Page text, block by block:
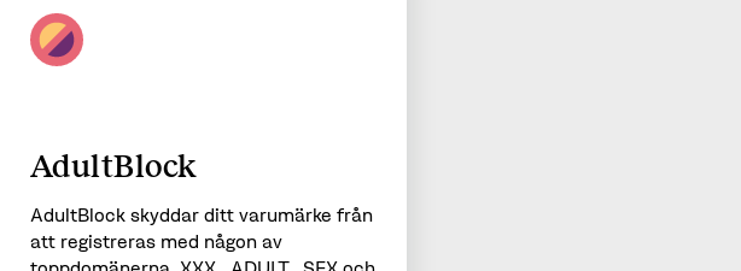
AdultBlock
AdultBlock skyddar ditt varumärke från
att registreras med någon av